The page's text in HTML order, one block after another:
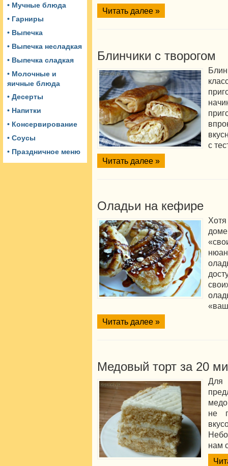
• Мучные блюда
• Гарниры
• Выпечка
• Выпечка несладкая
• Выпечка сладкая
• Молочные и
яичные блюда
• Десерты
• Напитки
• Консервирование
• Соусы
• Праздничное меню
Читать далее »
Блинчики с творогом
с
Читать далее »
Оладьи на кефире
Читать далее »
Медовый торт за 20
не
нам